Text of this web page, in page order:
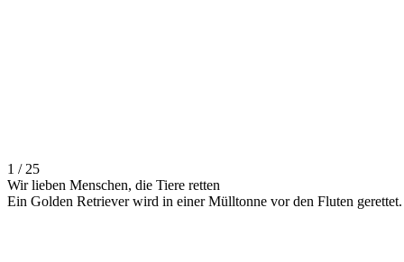
1 / 25
Wir lieben Menschen, die Tiere retten
Ein Golden Retriever wird in einer Mülltonne vor den Fluten gerettet.